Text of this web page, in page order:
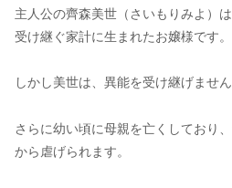
主人公の齊森美世（さいもりみよ）
受け継ぐ家計に生まれたお嬢様です。
しかし美世は、異能を受け継げません
さらに幼い頃に母親を亡くしており
から虐げられます。